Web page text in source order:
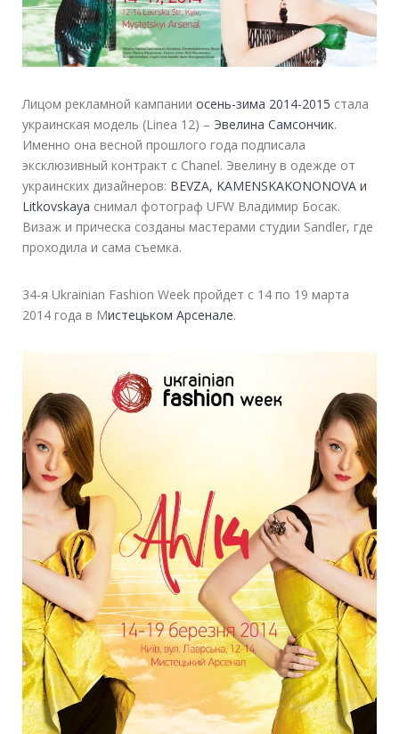
Лицом рекламной кампании осень-зима 2014-2015 стала
украинская модель (Linea 12) – Эвелина Самсончик.
Именно она весной прошлого года подписала
эксклюзивный контракт с Chanel. Эвелину в одежде от
украинских дизайнеров: BEVZA, KAMENSKAKONONOVA и
Litkovskaya снимал фотограф UFW Владимир Босак.
Визаж и прическа созданы мастерами студии Sandler, где
проходила и сама съемка.
34-я Ukrainian Fashion Week пройдет с 14 по 19 марта
2014 года в Мистецьком Арсенале.